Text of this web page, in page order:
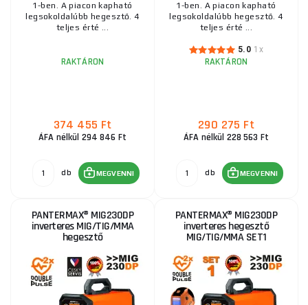
1-ben. A piacon kapható
legsokoldalúbb hegesztő. 4
teljes érté ...
RAKTÁRON
374 455 Ft
ÁFA nélkül 294 846 Ft
db MEGVENNI
1-ben. A piacon kapható
legsokoldalúbb hegesztő. 4
teljes érté ...
5.0 1x
RAKTÁRON
290 275 Ft
ÁFA nélkül 228 563 Ft
db MEGVENNI
PANTERMAX® MIG230DP
inverteres MIG/TIG/MMA
hegesztő
PANTERMAX® MIG230DP
inverteres hegesztő
MIG/TIG/MMA SET1